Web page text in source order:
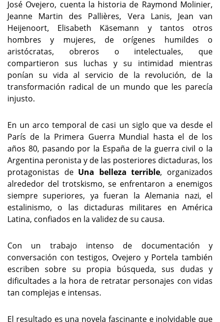
José Ovejero, cuenta la historia de Raymond Molinier,
Jeanne Martin des Pallières, Vera Lanis, Jean van
Heijenoort, Elisabeth Käsemann y tantos otros
hombres y mujeres, de orígenes humildes o
aristócratas, obreros o intelectuales, que
compartieron sus luchas y su intimidad mientras
ponían su vida al servicio de la revolución, de la
transformación radical de un mundo que les parecía
injusto.
En un arco temporal de casi un siglo que va desde el
París de la Primera Guerra Mundial hasta el de los
años 80, pasando por la España de la guerra civil o la
Argentina peronista y de las posteriores dictaduras, los
protagonistas de Una belleza terrible, organizados
alrededor del trotskismo, se enfrentaron a enemigos
siempre superiores, ya fueran la Alemania nazi, el
estalinismo, o las dictaduras militares en América
Latina, confiados en la validez de su causa.
Con un trabajo intenso de documentación y
conversación con testigos, Ovejero y Portela también
escriben sobre su propia búsqueda, sus dudas y
dificultades a la hora de retratar personajes con vidas
tan complejas e intensas.
El resultado es una novela fascinante e inolvidable que